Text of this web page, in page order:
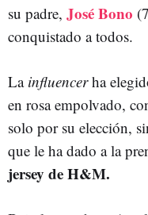
su padre, José Bono
conquistado a todos.
La influencerha
en rosa empolvado,
solo por su elección,
que le ha dado a la
jersey de H&M.